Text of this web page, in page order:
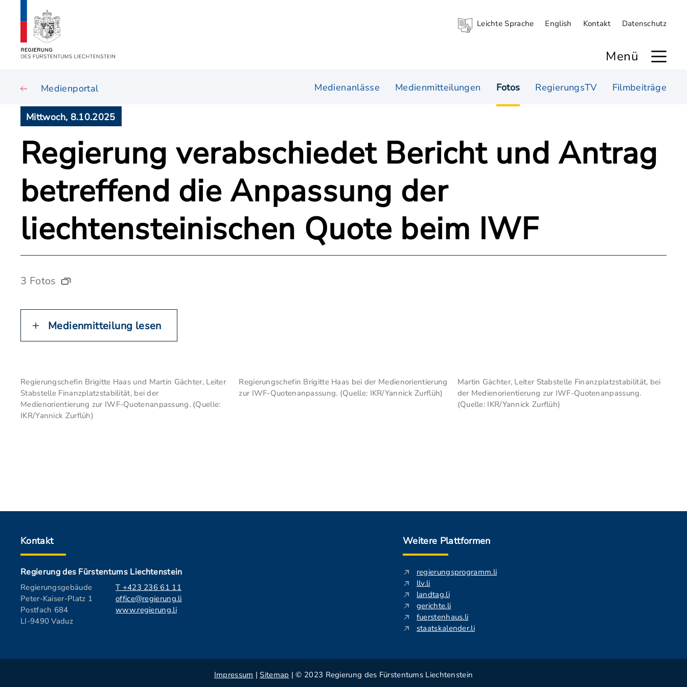
Leichte Sprache English Kontakt Datenschutz
Menü
Medienportal Medienanlässe Medienmitteilungen Fotos RegierungsTV Filmbeiträge
Mittwoch, 8.10.2025
Regierung verabschiedet Bericht und Antrag
betreffend die Anpassung der
liechtensteinischen Quote beim IWF
3 Fotos
Medienmitteilung lesen
Regierungschefin Brigitte Haas und Martin Gächter, Leiter
Stabstelle Finanzplatzstabilität, bei der
Medienorientierung zur IWF-Quotenanpassung. (Quelle:
IKR/Yannick Zurflüh)
Regierungschefin Brigitte Haas bei der Medienorientierung
zur IWF-Quotenanpassung. (Quelle: IKR/Yannick Zurflüh)
Martin Gächter, Leiter Stabstelle Finanzplatzstabilität, bei
der Medienorientierung zur IWF-Quotenanpassung.
(Quelle: IKR/Yannick Zurflüh)
Kontakt
Regierung des Fürstentums Liechtenstein
Regierungsgebäude
Peter-Kaiser-Platz 1
Postfach 684
LI-9490 Vaduz
T +423 236 61 11
office@regierung.li
www.regierung.li
Weitere Plattformen
regierungsprogramm.li
llv.li
landtag.li
gerichte.li
fuerstenhaus.li
staatskalender.li
Impressum | Sitemap | © 2023 Regierung des Fürstentums Liechtenstein